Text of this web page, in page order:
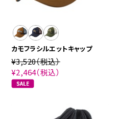
カモフラシルエットキャップ
¥3,520（税込）
¥2,464（税込）